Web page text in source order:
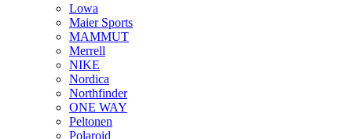
Lowa
Maier Sports
MAMMUT
Merrell
NIKE
Nordica
Northfinder
ONE WAY
Peltonen
Polaroid